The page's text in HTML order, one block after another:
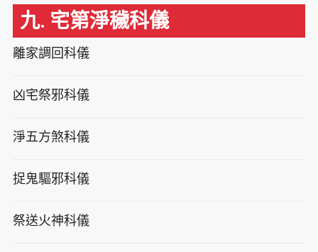
九. 宅第淨穢科儀
離家調回科儀
凶宅祭邪科儀
淨五方煞科儀
捉鬼驅邪科儀
祭送火神科儀